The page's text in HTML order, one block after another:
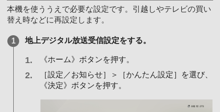
本機を使ううえで必要な設定です。引越しやテレビの買い
替え時などに再設定します。
地上デジタル放送受信設定をする。
《ホーム》ボタンを押す。
［設定／お知らせ］＞［かんたん設定］を選び、
《決定》ボタンを押す。